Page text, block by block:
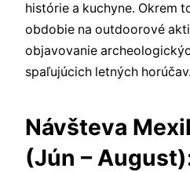
histórie a kuchyne. Okrem
obdobie na outdoorové
objavovanie
spaľujúcich letných horúčav.
Návšteva
(Jún –